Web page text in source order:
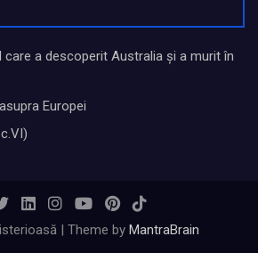
care a descoperit Australia și a murit în
Europei
| Theme by MantraBrain